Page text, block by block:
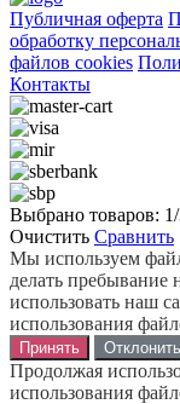
Публичная оферта
обработку
файлов cookies
Контакты
Выбрано товаров: 1
Очистить Сравнить
Мы используем
делать пребывание
использовать наш
использования
Принять Отклонить
Продолжая
использования